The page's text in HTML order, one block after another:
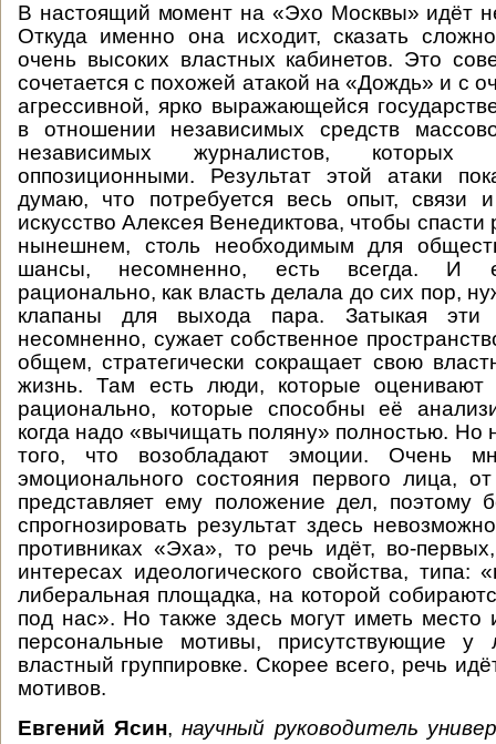
В настоящий момент на «Эхо Москвы» идёт
Откуда именно она исходит, сказать
очень высоких властных кабинетов. Это
сочетается с похожей атакой на «Дождь» и с
агрессивной, ярко выражающейся
в отношении независимых средств
независимых журналистов, которых
оппозиционными. Результат этой атаки
думаю, что потребуется весь опыт, связи и
искусство Алексея Венедиктова, чтобы
нынешнем, столь необходимым для
шансы, несомненно, есть всегда. И
рационально, как власть делала до сих пор,
клапаны для выхода пара. Затыкая эти
несомненно, сужает собственное
общем, стратегически сокращает свою
жизнь. Там есть люди, которые оценивают
рационально, которые способны её
когда надо «вычищать поляну» полностью. Но
того, что возобладают эмоции. Очень
эмоционального состояния первого лица,
представляет ему положение дел, поэтому
спрогнозировать результат здесь
противниках «Эха», то речь идёт, во-
интересах идеологического свойства,
либеральная площадка, на которой
под нас». Но также здесь могут иметь место
персональные мотивы, присутствующие
властный группировке. Скорее всего, речь
мотивов.
Евгений Ясин,научный руководитель